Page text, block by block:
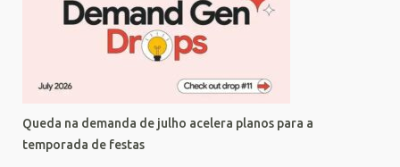
Queda na demanda de julho acelera planos para a
temporada de festas